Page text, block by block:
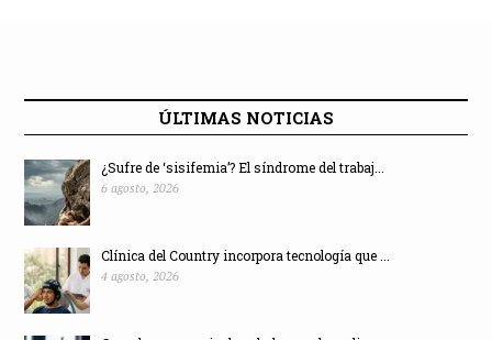
ÚLTIMAS NOTICIAS
¿Sufre de ‘sisifemia’? El síndrome del trabaj...
6 agosto, 2026
Clínica del Country incorpora tecnología que ...
4 agosto, 2026